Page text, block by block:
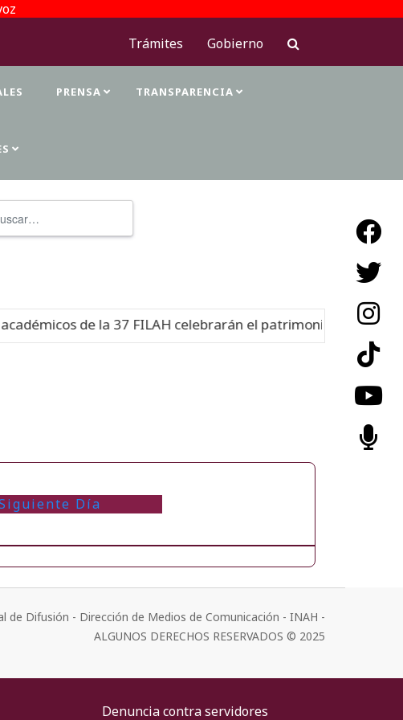
Trámites
Gobierno
PRENSA TRANSPARENCIA
de la 37 FILAH celebrarán el patrimonio cultural
Día
de Difusión - Dirección de Medios de Comunicación - INAH -
ALGUNOS DERECHOS RESERVADOS © 2025
Denuncia contra servidores